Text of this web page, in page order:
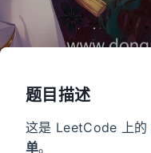
题目描述
这是 LeetCode 上的
单。